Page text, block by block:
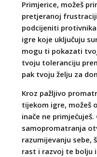
Primjerice, možeš
pretjeranoj
podcijeniti
igre koje uključuju
mogu ti pokazati
tvoju toleranciju
pak tvoju želju za
Kroz pažljivo
tijekom igre, možeš
inače ne primjećuješ.
samopromatranja
razumijevanju sebe,
rast i razvoj te bolju